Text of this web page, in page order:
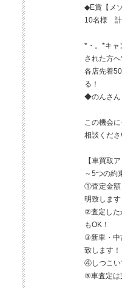
◆E賞【メ
10名様 計
*・。*キャ
された方
各店先着
る！
◆のんさん
この機会
相談くださ
【車買取
～5つの約
①査定金額
明致します
②査定した
もOK！
③新車・中
致します！
④しつこい
⑤車査定は